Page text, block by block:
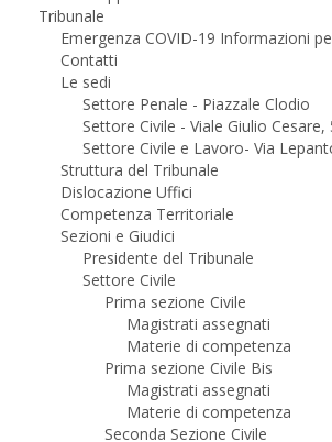
Tribunale
Emergenza COVID-19 Informazioni
Contatti
Le sedi
Settore Penale - Piazzale Clodio
Settore Civile - Viale Giulio Cesare,
Settore Civile e Lavoro- Via
Struttura del Tribunale
Dislocazione Uffici
Competenza Territoriale
Sezioni e Giudici
Presidente del Tribunale
Settore Civile
Prima sezione Civile
Magistrati assegnati
Materie di competenza
Prima sezione Civile Bis
Magistrati assegnati
Materie di competenza
Seconda Sezione Civile